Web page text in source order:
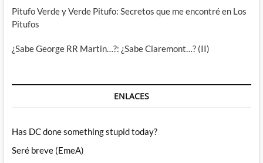
Pitufo Verde y Verde Pitufo: Secretos que me encontré en Los
Pitufos
¿Sabe George RR Martin…?: ¿Sabe Claremont…? (II)
ENLACES
Has DC done something stupid today?
Seré breve (EmeA)